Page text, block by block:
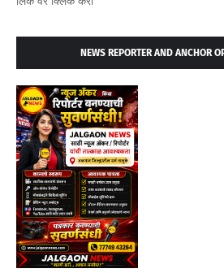
NEWS REPORTER AND ANCHOR